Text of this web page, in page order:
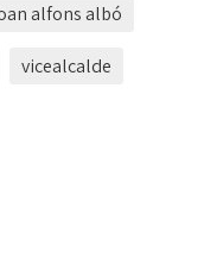
alfons albó
vicealcalde